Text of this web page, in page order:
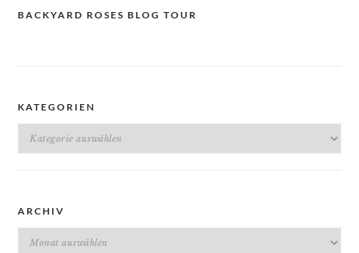
BACKYARD ROSES BLOG TOUR
KATEGORIEN
Kategorien
ARCHIV
Archiv